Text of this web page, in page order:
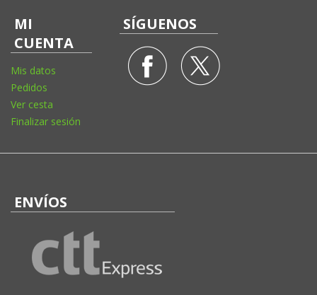
MI
CUENTA
Mis datos
Pedidos
Ver cesta
Finalizar sesión
SÍGUENOS
ENVÍOS